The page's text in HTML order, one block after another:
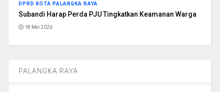
DPRD KOTA PALANGKA RAYA
Subandi Harap Perda PJU Tingkatkan Keamanan Warga
18 Mei 2026
PALANGKA RAYA